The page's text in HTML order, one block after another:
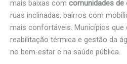
mais baixas com comunidades de
ruas inclinadas, bairros com
mais confortáveis. Municípios que
reabilitação térmica e gestão da
no bem‑estar e na saúde pública.